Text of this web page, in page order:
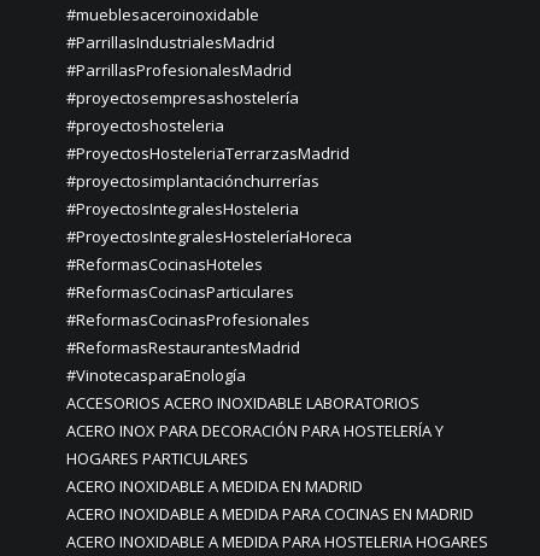
#mueblesaceroinoxidable
#ParrillasIndustrialesMadrid
#ParrillasProfesionalesMadrid
#proyectosempresashostelería
#proyectoshosteleria
#ProyectosHosteleriaTerrarzasMadrid
#proyectosimplantaciónchurrerías
#ProyectosIntegralesHosteleria
#ProyectosIntegralesHosteleríaHoreca
#ReformasCocinasHoteles
#ReformasCocinasParticulares
#ReformasCocinasProfesionales
#ReformasRestaurantesMadrid
#VinotecasparaEnología
ACCESORIOS ACERO INOXIDABLE LABORATORIOS
ACERO INOX PARA DECORACIÓN PARA HOSTELERÍA Y
HOGARES PARTICULARES
ACERO INOXIDABLE A MEDIDA EN MADRID
ACERO INOXIDABLE A MEDIDA PARA COCINAS EN MADRID
ACERO INOXIDABLE A MEDIDA PARA HOSTELERIA HOGARES